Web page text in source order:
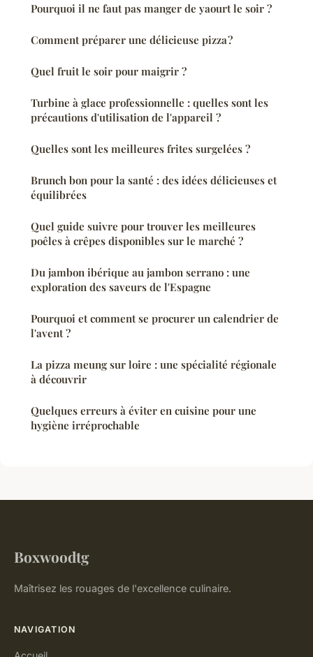
Pourquoi il ne faut pas manger de yaourt le soir ?
Comment préparer une délicieuse pizza ?
Quel fruit le soir pour maigrir ?
Turbine à glace professionnelle : quelles sont les
précautions d'utilisation de l'appareil ?
Quelles sont les meilleures frites surgelées ?
Brunch bon pour la santé : des idées délicieuses et
équilibrées
Quel guide suivre pour trouver les meilleures
poêles à crêpes disponibles sur le marché ?
Du jambon ibérique au jambon serrano : une
exploration des saveurs de l'Espagne
Pourquoi et comment se procurer un calendrier de
l'avent ?
La pizza meung sur loire : une spécialité régionale
à découvrir
Quelques erreurs à éviter en cuisine pour une
hygiène irréprochable
Boxwoodtg
Maîtrisez les rouages de l'excellence culinaire.
NAVIGATION